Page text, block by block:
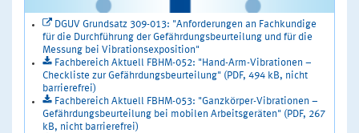
DGUV Grundsatz 309-013: "Anforderungen an Fachkundige
für die Durchführung der Gefährdungsbeurteilung und für die
Messung bei Vibrationsexposition"
Fachbereich Aktuell FBHM-052: "Hand-Arm-Vibrationen –
Checkliste zur Gefährdungsbeurteilung" (PDF, 494 kB, nicht
barrierefrei)
Fachbereich Aktuell FBHM-053: "Ganzkörper-Vibrationen –
Gefährdungsbeurteilung bei mobilen Arbeitsgeräten" (PDF, 267
kB, nicht barrierefrei)